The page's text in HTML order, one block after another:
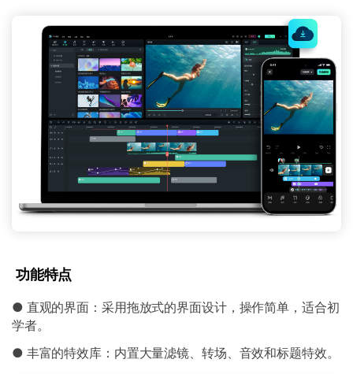
功能特点
● 直观的界面：采用拖放式的界面设计，操作简单，适合初
学者。
● 丰富的特效库：内置大量滤镜、转场、音效和标题特效。